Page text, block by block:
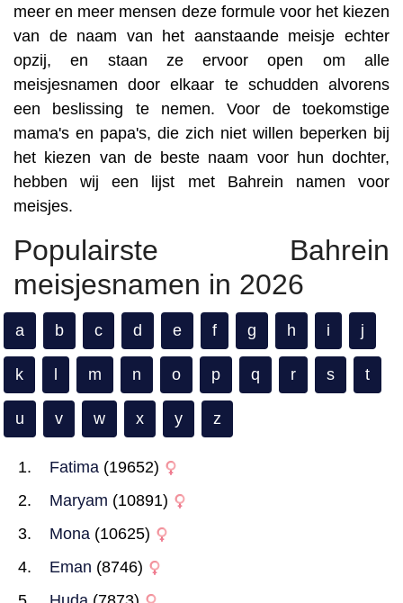
meer en meer mensen deze formule voor het kiezen
van de naam van het aanstaande meisje echter
opzij, en staan ze ervoor open om alle
meisjesnamen door elkaar te schudden alvorens
een beslissing te nemen. Voor de toekomstige
mama's en papa's, die zich niet willen beperken bij
het kiezen van de beste naam voor hun dochter,
hebben wij een lijst met Bahrein namen voor
meisjes.
Populairste Bahrein
meisjesnamen in 2026
a b c d e f g h i j
k m n o p q r s t
u v w x y z
Fatima (19652)
Maryam (10891)
Mona (10625)
Eman (8746)